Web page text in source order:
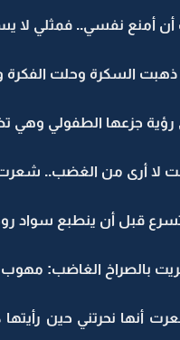
أمنع نفسي.. فمثلي لا
ذهبت السكرة وحلت
رؤية جزعها الطفولي وهي
لا أرى من الغضب..
قبل أن ينطبع سواد
بالصراخ الغاضب:
أنها نحرتني حين